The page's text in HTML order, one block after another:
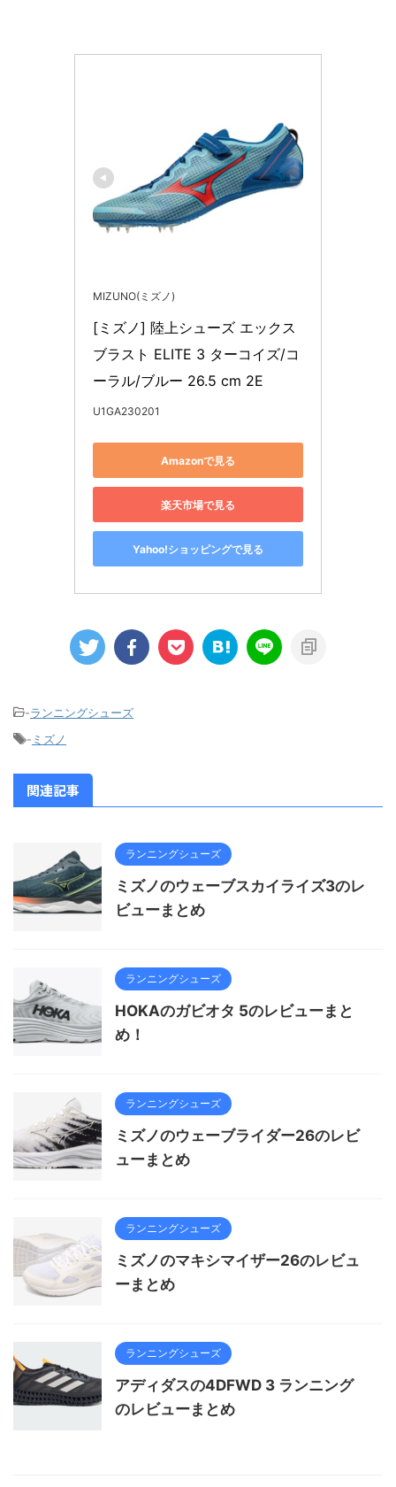
MIZUNO(ミズノ)
[ミズノ] 陸上シューズ エックス
ブラスト ELITE 3 ターコイズ/コ
ーラル/ブルー 26.5 cm 2E
U1GA230201
Amazonで見る
楽天市場で見る
Yahoo!ショッピングで見る
-ランニングシューズ
- ミズノ
関連記事
ランニングシューズ
ミズノのウェーブスカイライズ3のレ
ビューまとめ
ランニングシューズ
HOKAのガビオタ 5のレビューまと
め！
ランニングシューズ
ミズノのウェーブライダー26のレビ
ューまとめ
ランニングシューズ
ミズノのマキシマイザー26のレビュ
ーまとめ
ランニングシューズ
アディダスの4DFWD 3 ランニング
のレビューまとめ